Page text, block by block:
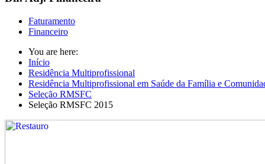
Faturamento
Financeiro
You are here:
Início
Residência Multiprofissional
Residência Multiprofissional em Saúde da Família e
Seleção RMSFC
Seleção RMSFC 2015